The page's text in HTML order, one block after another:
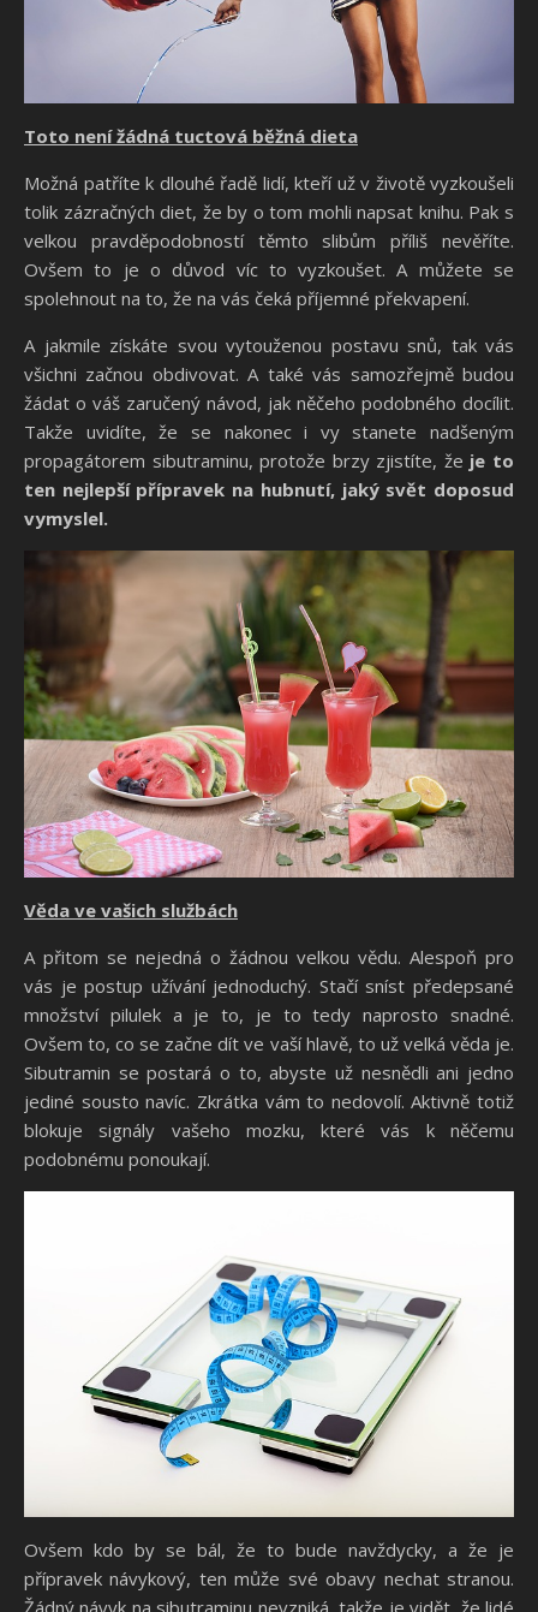
Toto není žádná tuctová běžná dieta
Možná patříte k dlouhé řadě lidí, kteří už v životě vyzkoušeli
tolik zázračných diet, že by o tom mohli napsat knihu. Pak s
velkou pravděpodobností těmto slibům příliš nevěříte.
Ovšem to je o důvod víc to vyzkoušet. A můžete se
spolehnout na to, že na vás čeká příjemné překvapení.
A jakmile získáte svou vytouženou postavu snů, tak vás
všichni začnou obdivovat. A také vás samozřejmě budou
žádat o váš zaručený návod, jak něčeho podobného docílit.
Takže uvidíte, že se nakonec i vy stanete nadšeným
propagátorem sibutraminu, protože brzy zjistíte, že je to
ten nejlepší přípravek na hubnutí, jaký svět doposud
vymyslel.
Věda ve vašich službách
A přitom se nejedná o žádnou velkou vědu. Alespoň pro
vás je postup užívání jednoduchý. Stačí sníst předepsané
množství pilulek a je to, je to tedy naprosto snadné.
Ovšem to, co se začne dít ve vaší hlavě, to už velká věda je.
Sibutramin se postará o to, abyste už nesnědli ani jedno
jediné sousto navíc. Zkrátka vám to nedovolí. Aktivně totiž
blokuje signály vašeho mozku, které vás k něčemu
podobnému ponoukají.
Ovšem kdo by se bál, že to bude navždycky, a že je
přípravek návykový, ten může své obavy nechat stranou.
Žádný návyk na sibutraminu nevzniká, takže je vidět, že lidé